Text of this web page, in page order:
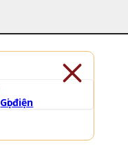
Gọi điện